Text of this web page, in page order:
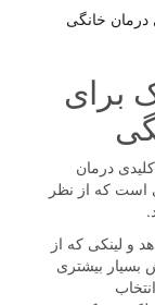
برای
درمان
است که از نظر
و لینکی که از
بیشتری